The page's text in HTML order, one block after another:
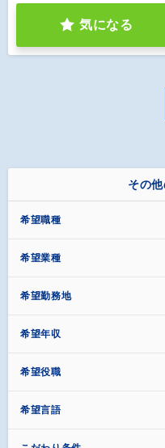
気になる
その
希望職種
希望業種
希望勤務地
希望年収
希望役職
希望言語